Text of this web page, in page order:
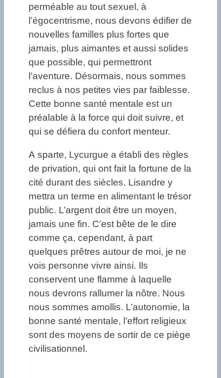
perméable au tout sexuel, à
l’égocentrisme, nous devons édifier de
nouvelles familles plus fortes que
jamais, plus aimantes et aussi solides
que possible, qui permettront
l’aventure. Désormais, nous sommes
reclus à nos petites vies par faiblesse.
Cette bonne santé mentale est un
préalable à la force qui doit suivre, et
qui se défiera du confort menteur.
A sparte, Lycurgue a établi des règles
de privation, qui ont fait la fortune de la
cité durant des siècles. Lisandre y
mettra un terme en alimentant le trésor
public. L’argent doit être un moyen,
jamais une fin. C’est bête de le dire
comme ça, cependant, à part
quelques prêtres autour de moi, je ne
vois personne vivre ainsi. Ils
conservent une flamme à laquelle
nous devrons rallumer la nôtre. Nous
nous sommes amollis. L’autonomie, la
bonne santé mentale, l’effort religieux
sont des moyens de sortir de ce piège
civilisationnel.